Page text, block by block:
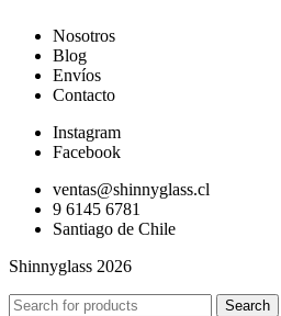
Nosotros
Blog
Envíos
Contacto
Instagram
Facebook
ventas@shinnyglass.cl
9 6145 6781
Santiago de Chile
Shinnyglass 2026
Search